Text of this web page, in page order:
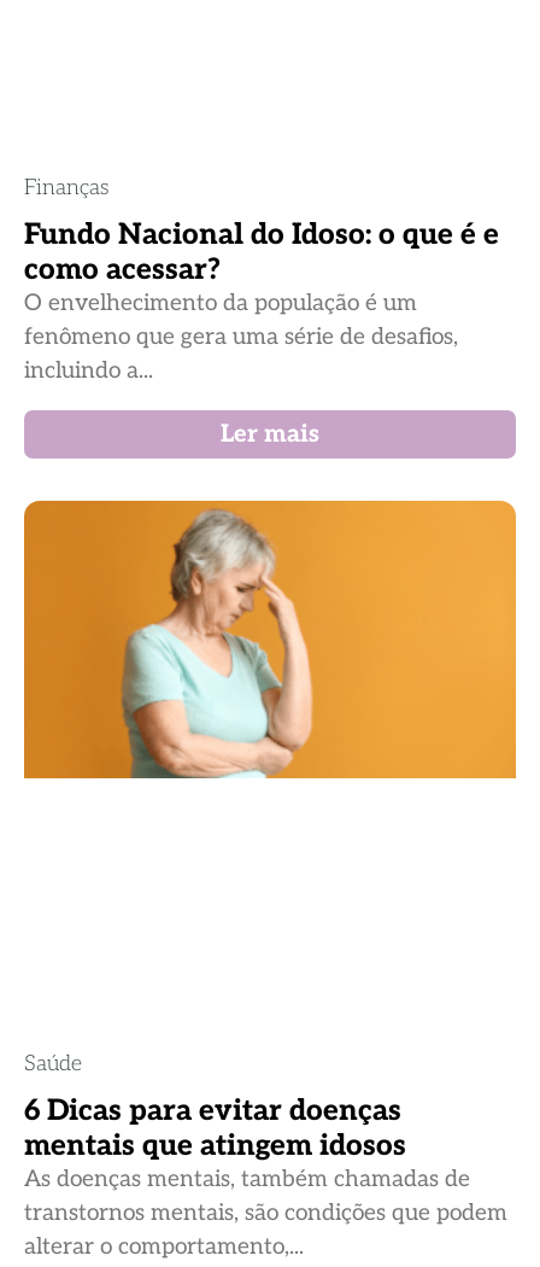
Finanças
Fundo Nacional do Idoso: o que é e
como acessar?
O envelhecimento da população é um
fenômeno que gera uma série de desafios,
incluindo a...
Ler mais
Saúde
6 Dicas para evitar doenças
mentais que atingem idosos
As doenças mentais, também chamadas de
transtornos mentais, são condições que podem
alterar o comportamento,...